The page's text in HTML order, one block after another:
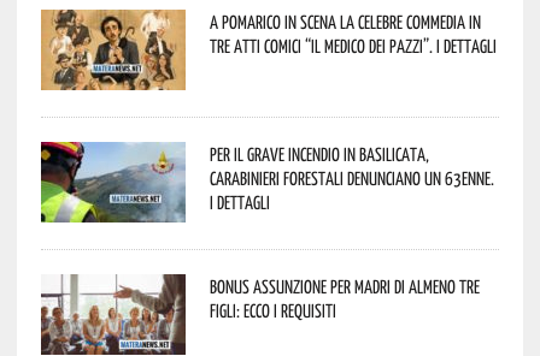
A Pomarico in scena la celebre commedia in
tre atti comici “Il medico dei pazzi”. I dettagli
Per il grave incendio in Basilicata,
Carabinieri forestali denunciano un 63enne.
I dettagli
Bonus assunzione per madri di almeno tre
figli: ecco i requisiti